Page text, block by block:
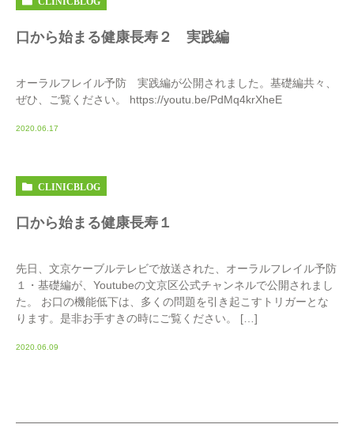
口から始まる健康長寿２ 実践編
オーラルフレイル予防 実践編が公開されました。基礎編共々、
ぜひ、ご覧ください。 https://youtu.be/PdMq4krXheE
2020.06.17
CLINICBLOG
口から始まる健康長寿１
先日、文京ケーブルテレビで放送された、オーラルフレイル予防
１・基礎編が、Youtubeの文京区公式チャンネルで公開されまし
た。 お口の機能低下は、多くの問題を引き起こすトリガーとな
ります。是非お手すきの時にご覧ください。 […]
2020.06.09